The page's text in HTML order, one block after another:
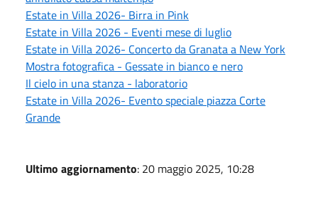
Estate in Villa 2026- Birra in Pink
Estate in Villa 2026 - Eventi mese di luglio
Estate in Villa 2026- Concerto da Granata a New York
Mostra fotografica - Gessate in bianco e nero
Il cielo in una stanza - laboratorio
Estate in Villa 2026- Evento speciale piazza Corte
Grande
Ultimo aggiornamento: 20 maggio 2025, 10:28